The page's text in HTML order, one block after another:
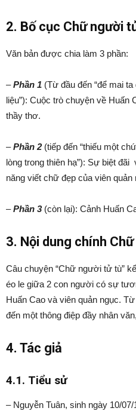
2. Bố cục Chữ người
Văn bản được chia làm 3 phần:
–Phần 1 (Từ đầu đến “để mai
liệu”): Cuộc trò chuyện về Huấn
thầy thơ.
–Phần 2(tiếp đến “thiếu một
lòng trong thiên hạ”): Sự biệt
năng viết chữ đẹp của viên
–Phần 3(còn lại): Cảnh Huấn
3. Nội dung chính
Câu chuyện “Chữ người tử tù”
éo le giữa 2 con người có sự
Huấn Cao và viên quản ngục.
đến một thông điệp đầy nhân
4. Tác giả
4.1. Tiểu sử
– Nguyễn Tuân, sinh ngày 10/